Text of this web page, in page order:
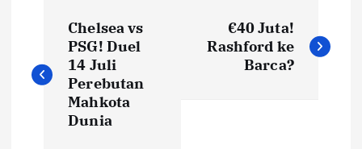
a
v
Chelsea vs
PSG! Duel
14 Juli
Perebutan
Mahkota
Dunia
€40 Juta!
Rashford ke
Barca?